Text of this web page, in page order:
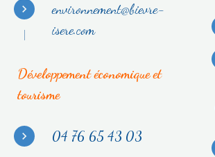
environnement@bievre-
isere.com
Développement économique et
tourisme
04 76 65 43 03